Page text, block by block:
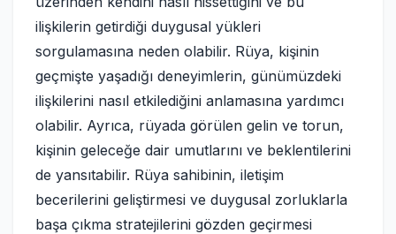
ilişkilerin getirdiği duygusal yükleri
sorgulamasına neden olabilir. Rüya, kişinin
geçmişte yaşadığı deneyimlerin, günümüzdeki
ilişkilerini nasıl etkilediğini anlamasına yardımcı
olabilir. Ayrıca, rüyada görülen gelin ve torun,
kişinin geleceğe dair umutlarını ve beklentilerini
de yansıtabilir. Rüya sahibinin, iletişim
becerilerini geliştirmesi ve duygusal zorluklarla
başa çıkma stratejilerini gözden geçirmesi